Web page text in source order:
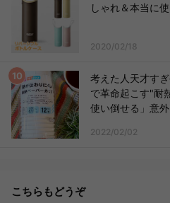
しゃれ＆本当に
2020/02/18
考えた人天才す
で革命起こす"耐
使い倒せる」意
2022/02/02
こちらもどうぞ